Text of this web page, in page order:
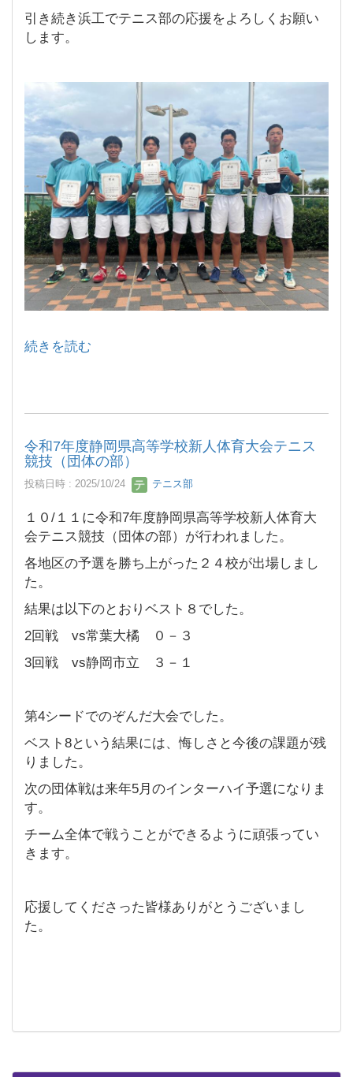
引き続き浜工でテニス部の応援をよろしくお願い
します。
続きを読む
令和7年度静岡県高等学校新人体育大会テニス
競技（団体の部）
投稿日時 : 2025/10/24 テニス部
１０/１１に令和7年度静岡県高等学校新人体育大
会テニス競技（団体の部）が行われました。
各地区の予選を勝ち上がった２４校が出場しまし
た。
結果は以下のとおりベスト８でした。
2回戦 vs常葉大橘 ０－３
3回戦 vs静岡市立 ３－１
第4シードでのぞんだ大会でした。
ベスト8という結果には、悔しさと今後の課題が残
りました。
次の団体戦は来年5月のインターハイ予選になりま
す。
チーム全体で戦うことができるように頑張ってい
きます。
応援してくださった皆様ありがとうございまし
た。